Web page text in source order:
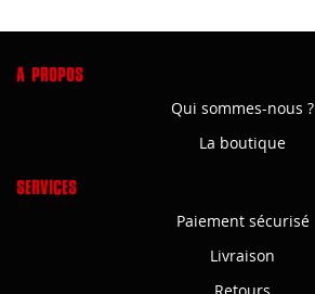
A PROPOS
Qui sommes-nous ?
La boutique
SERVICES
Paiement sécurisé
Livraison